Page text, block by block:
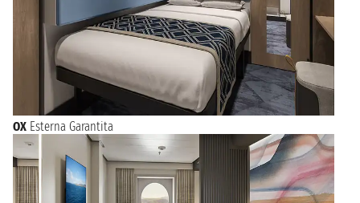
OX Esterna Garantita